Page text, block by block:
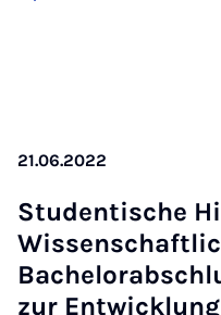
21.06.2022
Stu­dentische
zur